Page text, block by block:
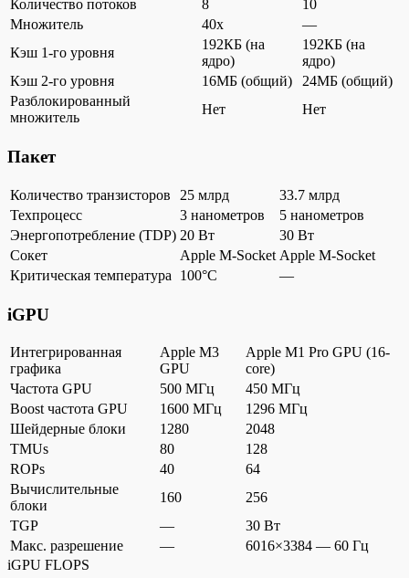
Количество потоков
8
10
Множитель
40x
—
Кэш 1-го уровня
192КБ (на
ядро)
192КБ (на
ядро)
Кэш 2-го уровня
16МБ (общий)
24МБ (общий)
Разблокированный
множитель
Нет Нет
Пакет
Количество транзисторов 25 млрд
33.7 млрд
Техпроцесс
3 нанометров
5 нанометров
Энергопотребление (TDP) 20 Вт
30 Вт
Сокет
Apple M-Socket Apple M-Socket
Критическая температура
100°C —
iGPU
Интегрированная
графика
Apple M3
GPU
Apple M1 Pro GPU (16-
core)
Частота GPU
500 МГц
450 МГц
Boost частота GPU
1600 МГц
1296 МГц
Шейдерные блоки
1280
2048
TMUs
80
128
ROPs
40
64
Вычислительные
блоки
160
256
TGP
—
30 Вт
Макс. разрешение
—
6016×3384 — 60 Гц
iGPU FLOPS